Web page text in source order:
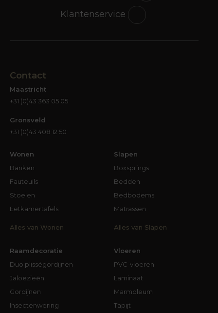
Klantenservice
Contact
Maastricht
+31 (0)43 363 05 05
Gronsveld
+31 (0)43 408 12 50
Wonen
Banken
Fauteuils
Stoelen
Eetkamertafels
Alles van Wonen
Slapen
Boxsprings
Bedden
Bedbodems
Matrassen
Alles van Slapen
Raamdecoratie
Duo plisségordijnen
Jaloezieën
Gordijnen
Insectenwering
Vloeren
PVC-vloeren
Laminaat
Marmoleum
Tapijt